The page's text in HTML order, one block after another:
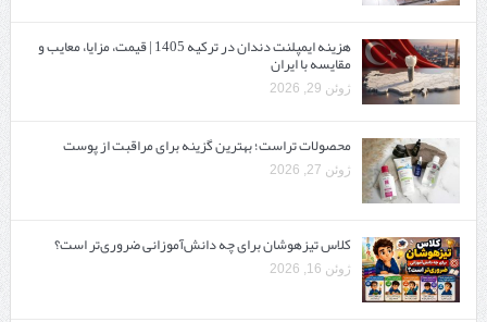
هزینه ایمپلنت دندان در ترکیه 1405 | قیمت، مزایا، معایب و
مقایسه با ایران
ژوئن 29, 2026
محصولات تراست؛ بهترین گزینه برای مراقبت از پوست
ژوئن 27, 2026
کلاس تیزهوشان برای چه دانش‌آموزانی ضروری‌تر است؟
ژوئن 16, 2026